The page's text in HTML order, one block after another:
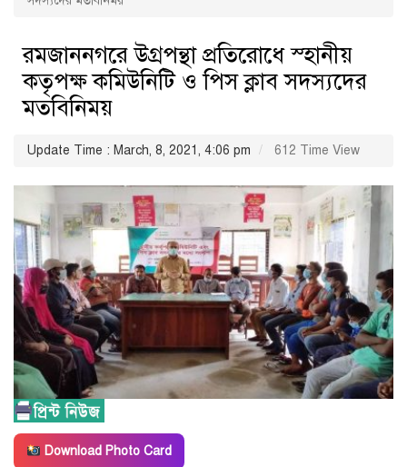
রমজাননগরে উগ্রপন্থা প্রতিরোধে স্হানীয়
কতৃপক্ষ কমিউনিটি ও পিস ক্লাব সদস্যদের
মতবিনিময়
Update Time : March, 8, 2021, 4:06 pm 612 Time View
Download Photo Card